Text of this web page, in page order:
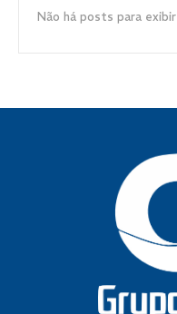
Não há posts para exibir